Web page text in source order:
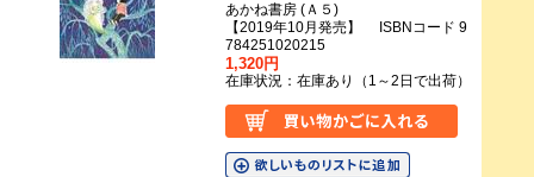
あかね書房 (Ａ５)
【2019年10月発売】 ISBNコード 9
784251020215
1,320円
在庫状況：在庫あり（1～2日で出荷）